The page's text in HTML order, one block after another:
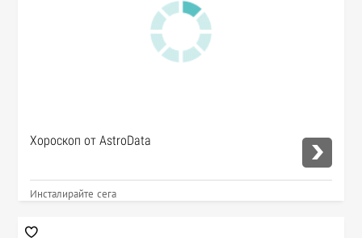
Хороскоп от AstroData
Инсталирайте сега